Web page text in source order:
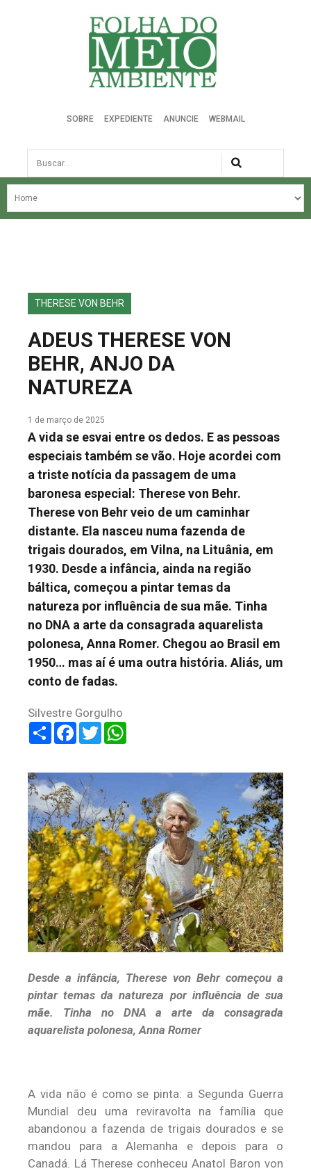
Folha do Meio Ambiente
SOBRE EXPEDIENTE ANUNCIE WEBMAIL
Busca
NOSSA HISTÓRIA
EDIÇÕES ANTERIORES
FALE CONOSCO
THERESE VON BEHR
ADEUS THERESE VON
BEHR, ANJO DA
NATUREZA
1 de março de 2025
A vida se esvai entre os dedos. E as pessoas
especiais também se vão. Hoje acordei com
a triste notícia da passagem de uma
baronesa especial: Therese von Behr.
Therese von Behr veio de um caminhar
distante. Ela nasceu numa fazenda de
trigais dourados, em Vilna, na Lituânia, em
1930. Desde a infância, ainda na região
báltica, começou a pintar temas da
natureza por influência de sua mãe. Tinha
no DNA a arte da consagrada aquarelista
polonesa, Anna Romer. Chegou ao Brasil em
1950… mas aí é uma outra história. Aliás, um
conto de fadas.
Silvestre Gorgulho
ShareFacebook
Twitter
Desde a infância, Therese von Behr começou a
pintar temas da natureza por influência de sua
mãe. Tinha no DNA a arte da consagrada
aquarelista polonesa, Anna Romer
A vida não é como se pinta: a Segunda Guerra
Mundial deu uma reviravolta na família que
abandonou a fazenda de trigais dourados e se
mandou para a Alemanha e depois para o
Canadá. Lá Therese conheceu Anatol Baron von